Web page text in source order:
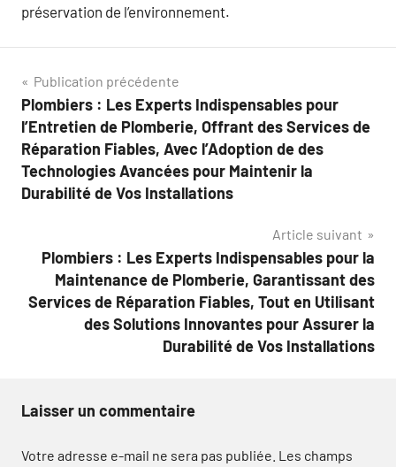
préservation de l’environnement.
Navigation
de
l’article
Publication précédente
Plombiers : Les Experts Indispensables pour
l’Entretien de Plomberie, Offrant des Services de
Réparation Fiables, Avec l’Adoption de des
Technologies Avancées pour Maintenir la
Durabilité de Vos Installations
Article suivant
Plombiers : Les Experts Indispensables pour la
Maintenance de Plomberie, Garantissant des
Services de Réparation Fiables, Tout en Utilisant
des Solutions Innovantes pour Assurer la
Durabilité de Vos Installations
Laisser un commentaire
Votre adresse e-mail ne sera pas publiée. Les champs